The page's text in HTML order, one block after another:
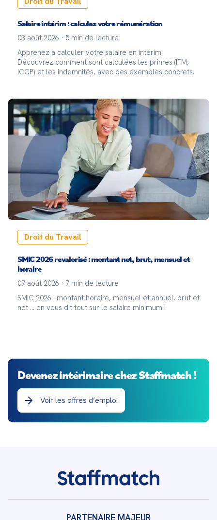
Salaire intérim : calculez votre rémunération
03 août 2026 · 5 min de lecture
Apprenez à calculer votre salaire en intérim.
Découvrez comment sont calculées les primes (IFM,
ICCP) et les indemnités, avec des exemples concrets.
Droit du Travail
SMIC 2026 revalorisé : montant net, brut, mensuel et
horaire
07 août 2026 · 7 min de lecture
SMIC 2026 : montant horaire, mensuel et annuel, brut et
net ... on vous dit tout sur le salaire minimum !
Devenez intérimaire chez Staffmatch !
Voir les offres d’emploi
PARTENAIRE MAJEUR